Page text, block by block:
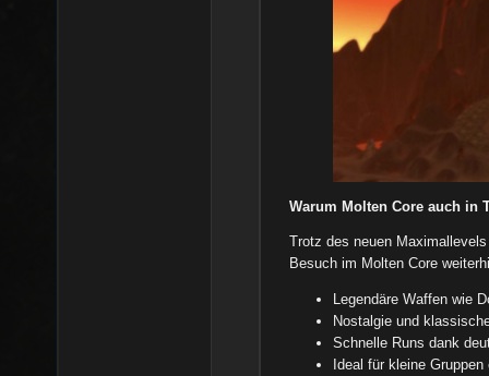
Warum Molten Core auch in
Trotz des neuen
Besuch im Molten Core
Legendäre Waffen wie
Nostalgie und
Schnelle Runs dank
Ideal für kleine